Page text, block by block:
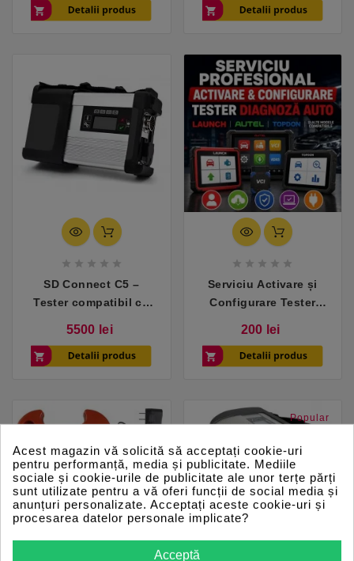
baza
    
SD Connect C5 –
Tester compatibil cu
5500 lei
    
Serviciu Activare și
Configurare Tester
200 lei
Popular
Acest magazin vă solicită să acceptați cookie-uri
pentru performanță, media și publicitate. Mediile
sociale și cookie-urile de publicitate ale unor terțe părți
sunt utilizate pentru a vă oferi funcții de social media și
anunțuri personalizate. Acceptați aceste cookie-uri și
procesarea datelor personale implicate?
Acceptă